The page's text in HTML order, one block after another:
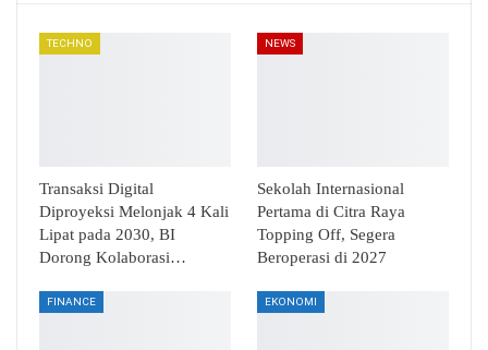
TECHNO
Transaksi Digital
Diproyeksi Melonjak 4 Kali
Lipat pada 2030, BI
Dorong Kolaborasi…
NEWS
Sekolah Internasional
Pertama di Citra Raya
Topping Off, Segera
Beroperasi di 2027
FINANCE EKONOMI